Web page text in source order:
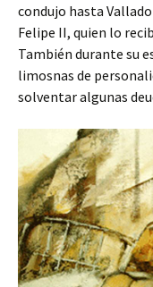
condujo hasta
Felipe II, quien lo
También durante su
limosnas de
solventar algunas